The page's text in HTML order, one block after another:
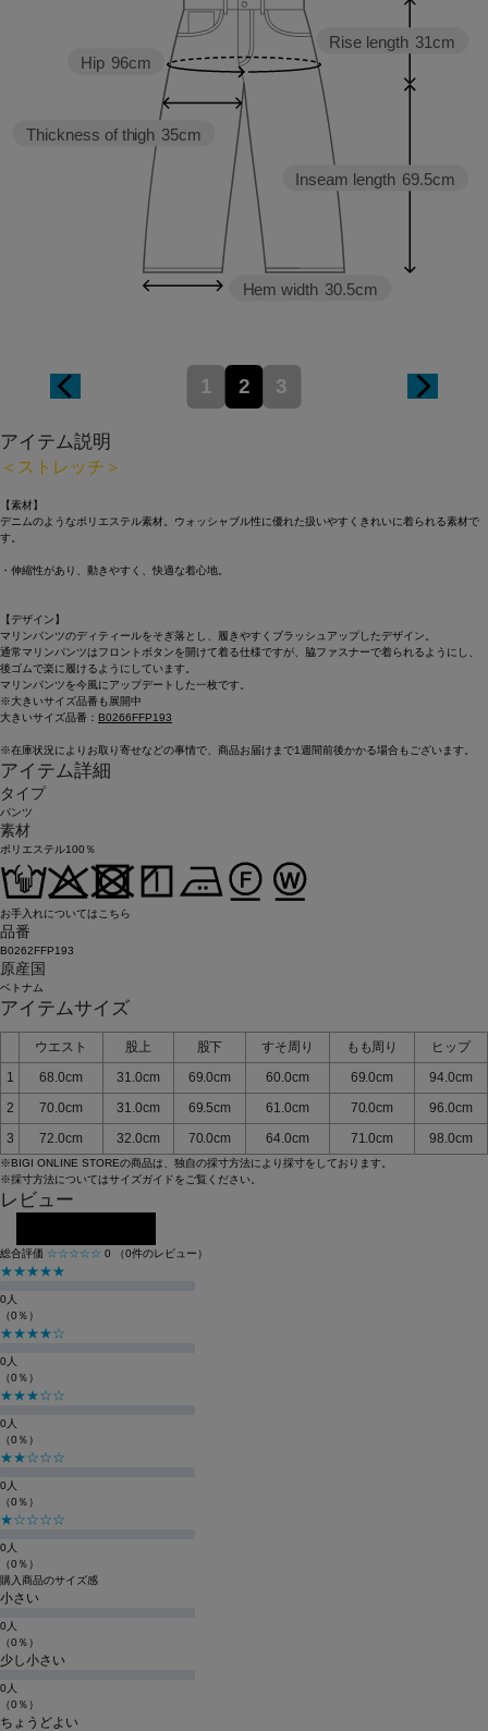
Inseam length 69.5cm
Rise length 31cm
Hem width 30.5cm
Thickness of thigh 35cm
Hip 96cm
1 2 3
アイテム説明
＜ストレッチ＞
【素材】
デニムのようなポリエステル素材。ウォッシャブル性に優れた扱いやすくきれいに着られる素材で
す。
・伸縮性があり、動きやすく、快適な着心地。
【デザイン】
マリンパンツのディティールをそぎ落とし、履きやすくブラッシュアップしたデザイン。
通常マリンパンツはフロントボタンを開けて着る仕様ですが、脇ファスナーで着られるようにし、
後ゴムで楽に履けるようにしています。
マリンパンツを今風にアップデートした一枚です。
※大きいサイズ品番も展開中
大きいサイズ品番： B0266FFP193
※在庫状況によりお取り寄せなどの事情で、商品お届けまで1週間前後かかる場合もございます。
アイテム詳細
タイプ
パンツ
素材
ポリエステル100％
お手入れについてはこちら
品番
B0262FFP193
原産国
ベトナム
アイテムサイズ
ウエスト 股上 股下 すそ周り もも周り
ヒップ
1
68.0cm 31.0cm 69.0cm 60.0cm 69.0cm
94.0cm
2
70.0cm 31.0cm 69.5cm 61.0cm 70.0cm
96.0cm
3
72.0cm 32.0cm 70.0cm 64.0cm 71.0cm 98.0cm
※BIGI ONLINE STOREの商品は、独自の採寸方法により採寸をしております。
※採寸方法についてはサイズガイドをご覧ください。
レビュー
総合評価 ☆☆☆☆☆ 0 （0件のレビュー）
★★★★★
0人
（0％）
★★★★☆
0人
（0％）
★★★☆☆
0人
（0％）
★★☆☆☆
0人
（0％）
★☆☆☆☆
0人
（0％）
購入商品のサイズ感
小さい
0人
（0％）
少し小さい
0人
（0％）
ちょうどよい